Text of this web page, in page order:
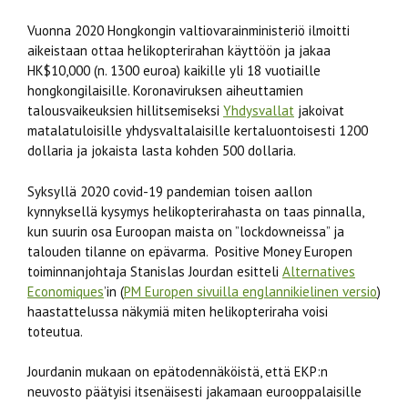
Vuonna 2020 Hongkongin valtiovarainministeriö ilmoitti
aikeistaan ottaa helikopterirahan käyttöön ja jakaa
HK$10,000 (n. 1300 euroa) kaikille yli 18 vuotiaille
hongkongilaisille. Koronaviruksen aiheuttamien
talousvaikeuksien hillitsemiseksi Yhdysvallat jakoivat
matalatuloisille yhdysvaltalaisille kertaluontoisesti 1200
dollaria ja jokaista lasta kohden 500 dollaria.
Syksyllä 2020 covid-19 pandemian toisen aallon
kynnyksellä kysymys helikopterirahasta on taas pinnalla,
kun suurin osa Euroopan maista on ”lockdowneissa” ja
talouden tilanne on epävarma. Positive Money Europen
toiminnanjohtaja Stanislas Jourdan esitteli Alternatives
Economiques’in (PM Europen sivuilla englannikielinen versio)
haastattelussa näkymiä miten helikopteriraha voisi
toteutua.
Jourdanin mukaan on epätodennäköistä, että EKP:n
neuvosto päätyisi itsenäisesti jakamaan eurooppalaisille